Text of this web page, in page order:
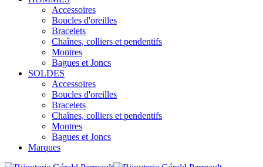
Accessoires
Boucles d'oreilles
Bracelets
Chaînes, colliers et pendentifs
Montres
Bagues et Joncs
SOLDES
Accessoires
Boucles d'oreilles
Bracelets
Chaînes, colliers et pendentifs
Montres
Bagues et Joncs
Marques